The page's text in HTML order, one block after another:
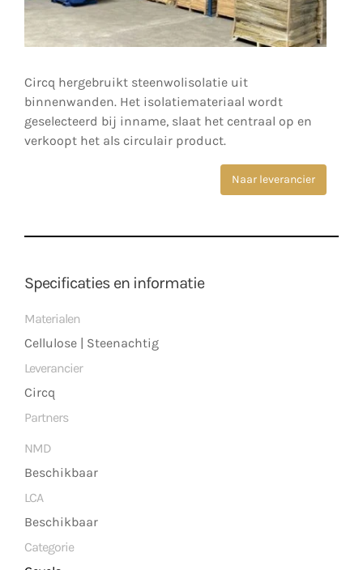
Circq hergebruikt steenwolisolatie uit
binnenwanden. Het isolatiemateriaal wordt
geselecteerd bij inname, slaat het centraal op en
verkoopt het als circulair product.
Naar leverancier
Specificaties en informatie
Materialen
Cellulose | Steenachtig
Leverancier
Circq
Partners
NMD
Beschikbaar
LCA
Beschikbaar
Categorie